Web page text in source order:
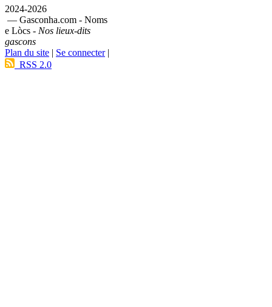
2024-2026
— Gasconha.com - Noms
e Lòcs - Nos lieux-dits
gascons
Plan du site | Se connecter|
RSS 2.0